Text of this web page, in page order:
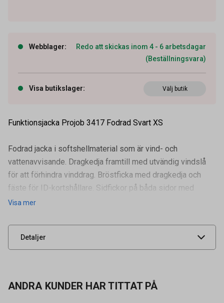
Webblager:
Redo att skickas inom 4 - 6 arbetsdagar
(Beställningsvara)
Visa butikslager: Välj butik
Funktionsjacka Projob 3417 Fodrad Svart XS
Fodrad jacka i softshellmaterial som är vind- och
vattenavvisande. Dragkedja framtill med utvändig vindslå
för att förhindra vinddrag. Bröstficka med dragkedja och
fäste för ID-kortshållare. Sidfickor på båda sidor med
dragkedja.
Inne
Visa mer
Detaljer
Artikelnummer 91358643
Leverantörens
UNSPSC 53101800
ANDRA KUNDER HAR TITTAT PÅ